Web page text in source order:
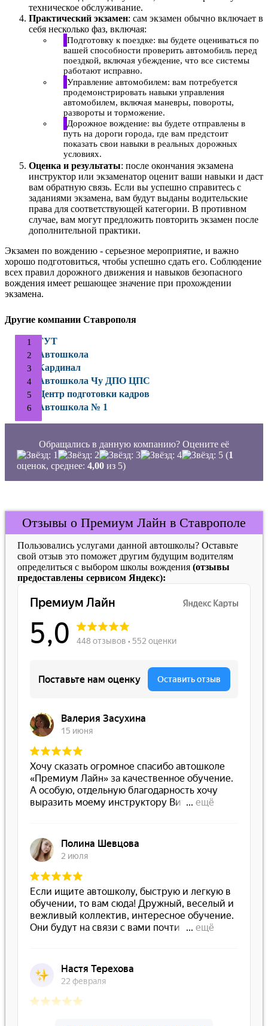
техническое обслуживание.
Практический экзамен: сам экзамен обычно включает в
себя несколько фаз, включая:
Подготовку к поездке: вы будете оцениваться по
вашей способности проверить автомобиль перед
поездкой, включая убеждение, что все системы
работают исправно.
Управление автомобилем: вам потребуется
продемонстрировать навыки управления
автомобилем, включая маневры, повороты,
развороты и торможение.
Дорожное вождение: вы будете отправлены в
путь на дороги города, где вам предстоит
показать свои навыки в реальных дорожных
условиях.
Оценка и результаты: после окончания экзамена
инструктор или экзаменатор оценит ваши навыки и даст
вам обратную связь. Если вы успешно справитесь с
заданиями экзамена, вам будут выданы водительские
права для соответствующей категории. В противном
случае, вам могут предложить повторить экзамен после
дополнительной практики.
Экзамен по вождению - серьезное мероприятие, и важно
хорошо подготовиться, чтобы успешно сдать его. Соблюдение
всех правил дорожного движения и навыков безопасного
вождения имеет решающее значение при прохождении
экзамена.
Другие компании Ставрополя
ГУТ
Автошкола
Кардинал
Автошкола Чу ДПО ЦПС
Центр подготовки кадров
Автошкола № 1
Обращались в данную компанию? Оцените её
(1
оценок, среднее: 4,00 из 5)
Отзывы о Премиум Лайн в Ставрополе
Пользовались услугами данной автошколы? Оставьте
свой отзыв это поможет другим будущим водителям
определиться с выбором школы вождения (отзывы
предоставлены сервисом Яндекс):